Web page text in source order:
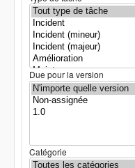
Due pour la version
Catégorie